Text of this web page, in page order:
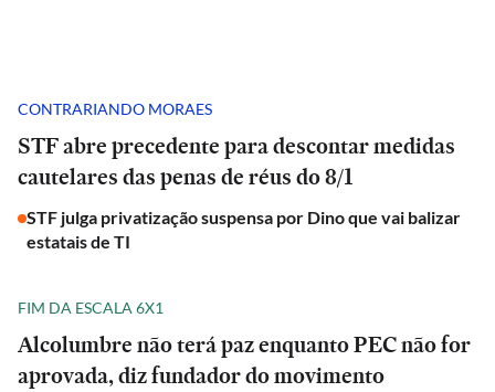
CONTRARIANDO MORAES
STF abre precedente para descontar medidas
cautelares das penas de réus do 8/1
STF julga privatização suspensa por Dino que vai balizar
estatais de TI
FIM DA ESCALA 6X1
Alcolumbre não terá paz enquanto PEC não for
aprovada, diz fundador do movimento